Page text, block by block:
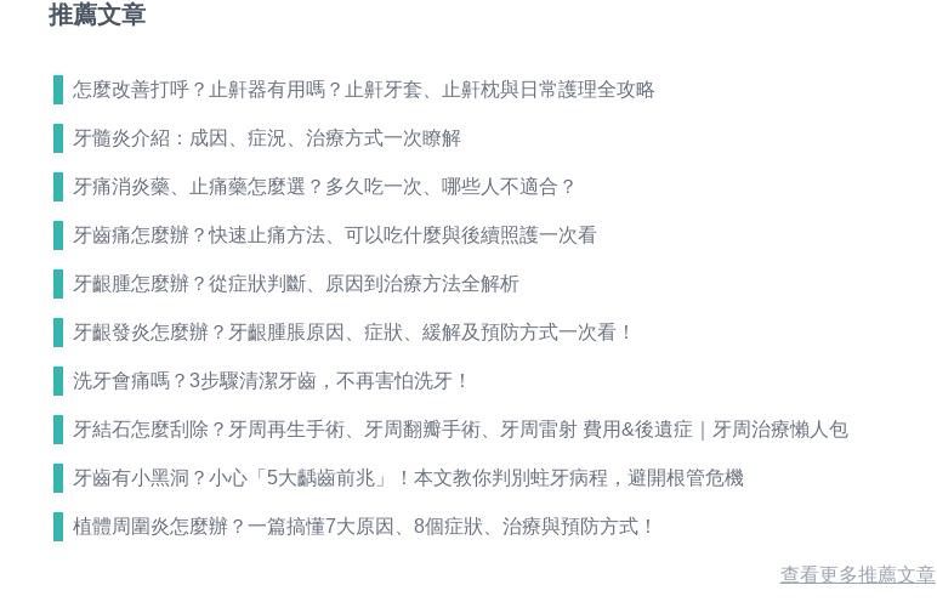
推薦文章
怎麼改善打呼？止鼾器有用嗎？止鼾牙套、止鼾枕與日常護理全攻略
牙髓炎介紹：成因、症況、治療方式一次瞭解
牙痛消炎藥、止痛藥怎麼選？多久吃一次、哪些人不適合？
牙齒痛怎麼辦？快速止痛方法、可以吃什麼與後續照護一次看
牙齦腫怎麼辦？從症狀判斷、原因到治療方法全解析
牙齦發炎怎麼辦？牙齦腫脹原因、症狀、緩解及預防方式一次看！
洗牙會痛嗎？3步驟清潔牙齒，不再害怕洗牙！
牙結石怎麼刮除？牙周再生手術、牙周翻瓣手術、牙周雷射 費用&後遺症｜牙周治療懶人包
牙齒有小黑洞？小心「5大齲齒前兆」！本文教你判別蛀牙病程，避開根管危機
植體周圍炎怎麼辦？一篇搞懂7大原因、8個症狀、治療與預防方式！
查看更多推薦文章